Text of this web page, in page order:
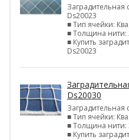
Заградительная
Ds20023
■ Тип ячейки:
■ Толщина нити:
■ Купить
Ds20023
Ds20030
Заградительная
■ Тип ячейки:
■ Толщина нити:
■ Купить